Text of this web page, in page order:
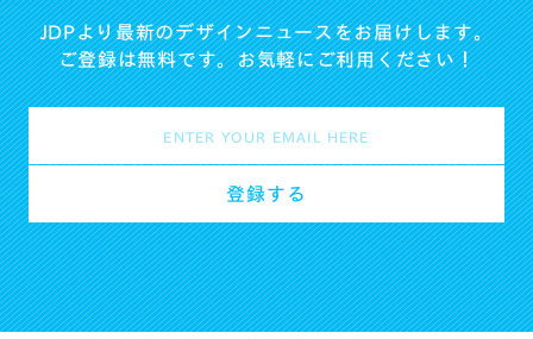
JDPより最新のデザインニュースをお届けします。
ご登録は無料です。お気軽にご利用ください！